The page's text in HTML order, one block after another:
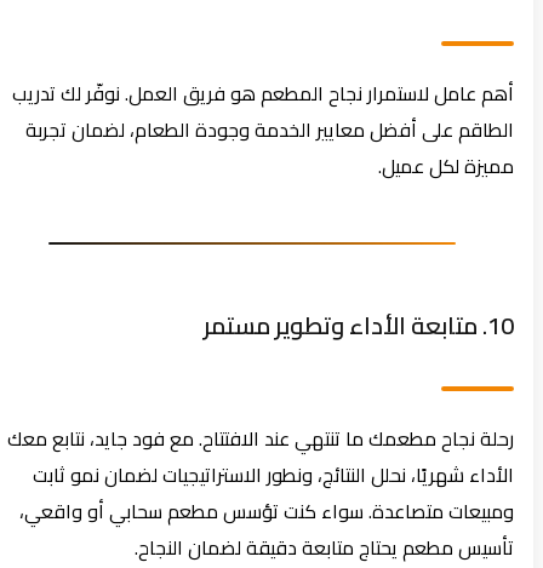
أهم عامل لاستمرار نجاح المطعم هو فريق العمل. نوفّر لك تدريب
الطاقم على أفضل معايير الخدمة وجودة الطعام، لضمان تجربة
مميزة لكل عميل.
رحلة نجاح مطعمك ما تنتهي عند الافتتاح. مع فود جايد، نتابع معك
الأداء شهريًا، نحلل النتائج، ونطور الاستراتيجيات لضمان نمو ثابت
ومبيعات متصاعدة. سواء كنت تؤسس مطعم سحابي أو واقعي،
تأسيس مطعم يحتاج متابعة دقيقة لضمان النجاح.